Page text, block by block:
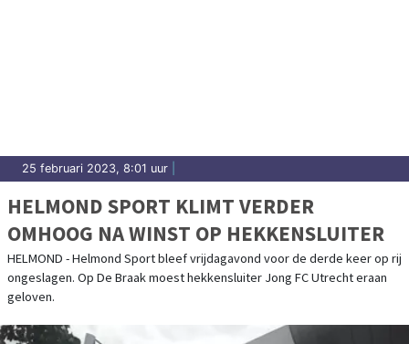
25 februari 2023, 8:01 uur
HELMOND SPORT KLIMT VERDER
OMHOOG NA WINST OP HEKKENSLUITER
HELMOND - Helmond Sport bleef vrijdagavond voor de derde keer op rij
ongeslagen. Op De Braak moest hekkensluiter Jong FC Utrecht eraan
geloven.